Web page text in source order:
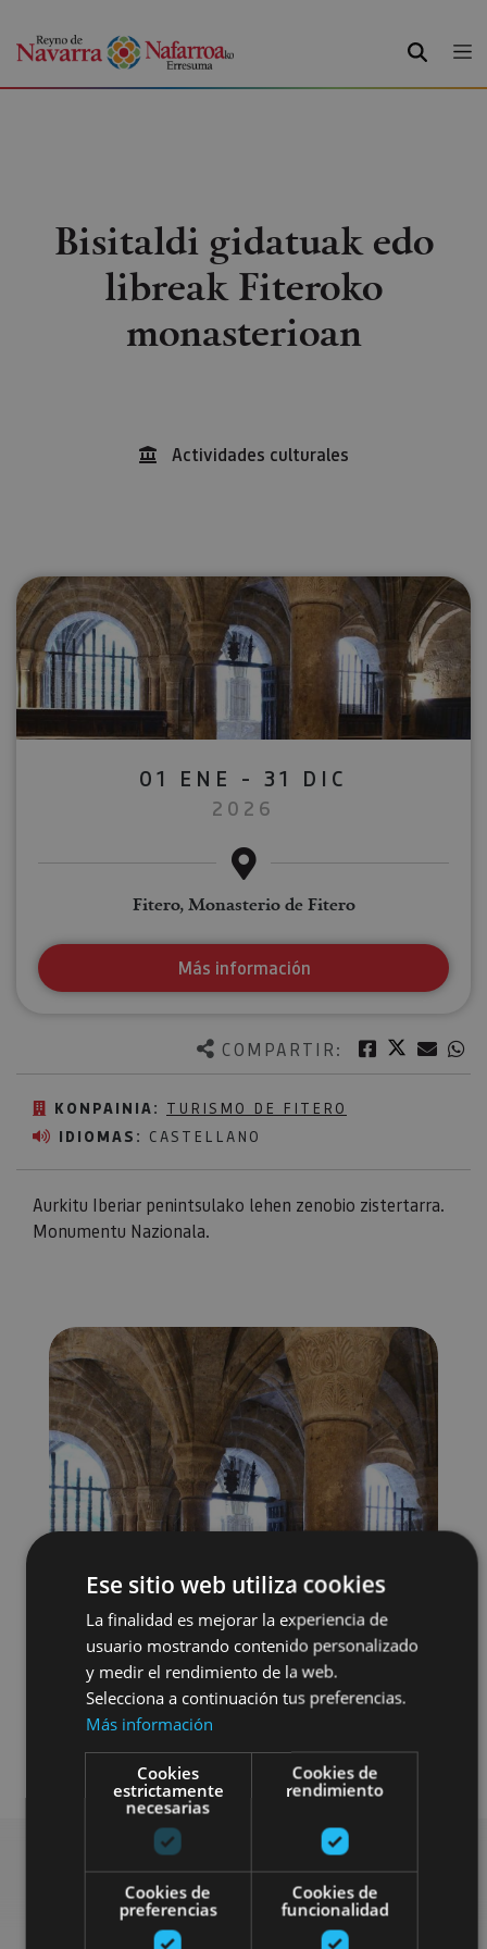
BILATU
Bisitaldi gidatuak edo
libreak Fiteroko
monasterioan
Actividades culturales
COMPARTIR: Facebook
Twitter
KONPAINIA: TURISMO DE FITERO
IDIOMAS: CASTELLANO
Aurkitu Iberiar penintsulako lehen zenobio zistertarra.
Monumentu Nazionala.
01 ENE - 31 DIC
2026
Fitero, Monasterio de Fitero
Más información
Arquitectura religiosa
Visitas guiadas Monasterioak
Bilatu plan gehiago
Ese sitio web utiliza cookies
La finalidad es mejorar la experiencia de
usuario mostrando contenido personalizado
y medir el rendimiento de la web.
Selecciona a continuación tus preferencias.
Más información
Cookies
estrictamente
necesarias
Cookies de
rendimiento
Cookies de
preferencias
Cookies de
funcionalidad